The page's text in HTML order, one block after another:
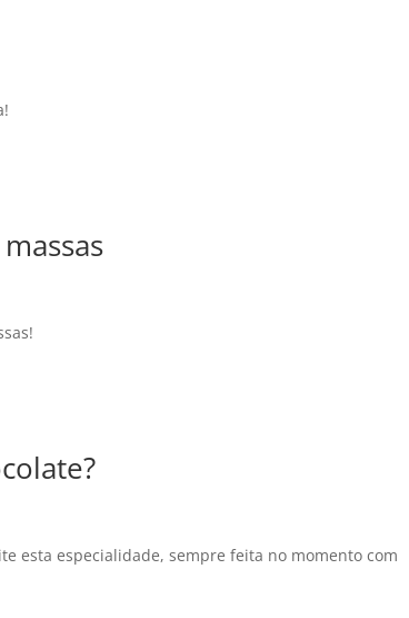
esta especialidade, sempre feita no momento com